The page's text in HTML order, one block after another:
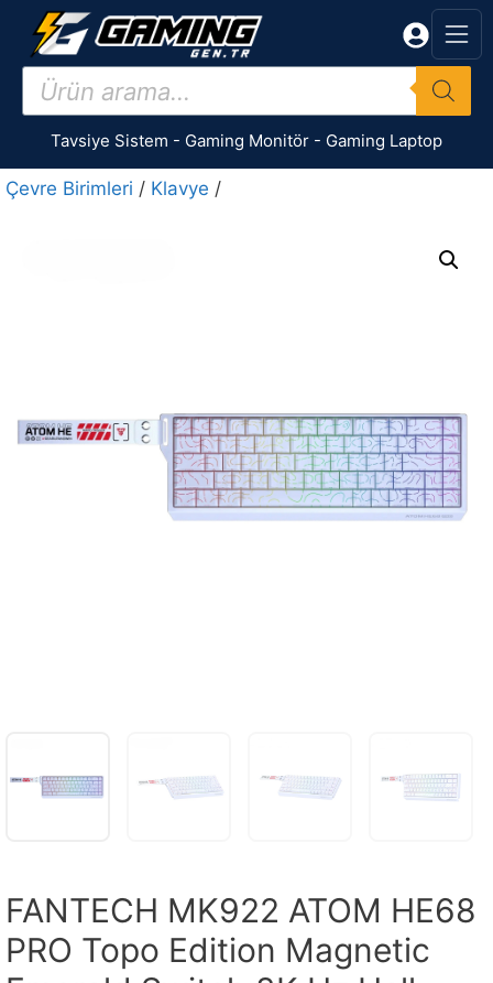
İçeriğe
Products
search
Tavsiye Sistem - Gaming Monitör - Gaming Laptop
Çevre Birimleri / Klavye /
FANTECH MK922 ATOM HE68
PRO Topo Edition Magnetic